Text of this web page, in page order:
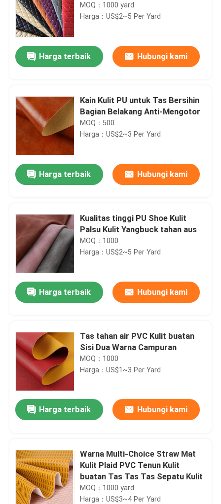
MOQ：1000 yard
Harga：US$2~5 Per Yard
Harga terbaik Hubungi kami
Kain Kulit PU untuk Tas Bersihin
Bagian Belakang Anti-Mengotor
MOQ：500
Harga：US$2~3 Per Yard
Harga terbaik Hubungi kami
Kualitas tinggi PU Shoe Kulit
Palsu Kulit Yangbuck tahan aus
MOQ：1000
Harga：US$2~5 Per Yard
Harga terbaik Hubungi kami
Tas tahan air PVC Kulit buatan
Sisi Dua Warna Campuran
MOQ：1000
Harga：US$1~3 Per Yard
Harga terbaik Hubungi kami
Warna Multi-Choice Straw Mat
Kulit Plaid PVC Tenun Kulit
buatan Tas Tas Tas Sepatu Kulit
MOQ：1000 yard
Harga：US$3~4 Per Yard